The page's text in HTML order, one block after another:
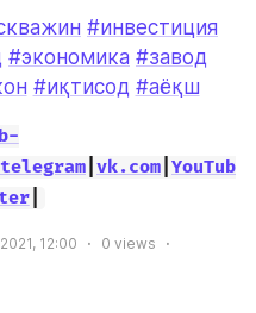
#инвестиция
#экономика #завод
#иқтисод #аёқш
telegram vk.com YouTub
|
12:00 0 views